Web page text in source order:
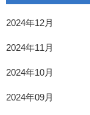
2024年12月
2024年11月
2024年10月
2024年09月